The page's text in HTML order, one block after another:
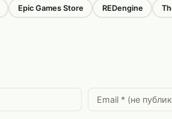
Epic Games Store REDengine